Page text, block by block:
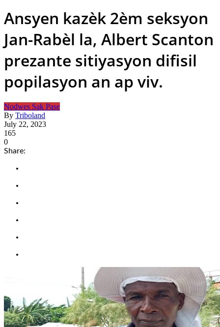
Ansyen kazèk 2èm seksyon
Jan-Rabèl la, Albert Scanton
prezante sitiyasyon difisil
popilasyon an ap viv.
Nodwes Sak Pase
By Triboland
July 22, 2023
165
0
Share: